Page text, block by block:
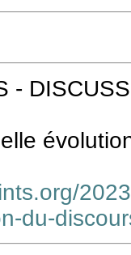
-
du-